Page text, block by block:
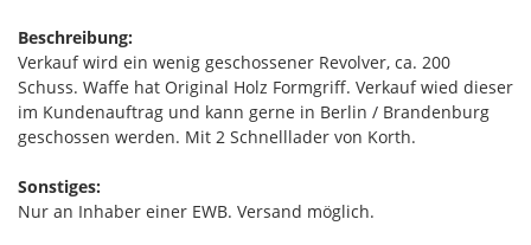
Beschreibung:
Verkauf wird ein wenig geschossener Revolver, ca. 200
Schuss. Waffe hat Original Holz Formgriff. Verkauf wied dieser
im Kundenauftrag und kann gerne in Berlin / Brandenburg
geschossen werden. Mit 2 Schnelllader von Korth.
Sonstiges:
Nur an Inhaber einer EWB. Versand möglich.